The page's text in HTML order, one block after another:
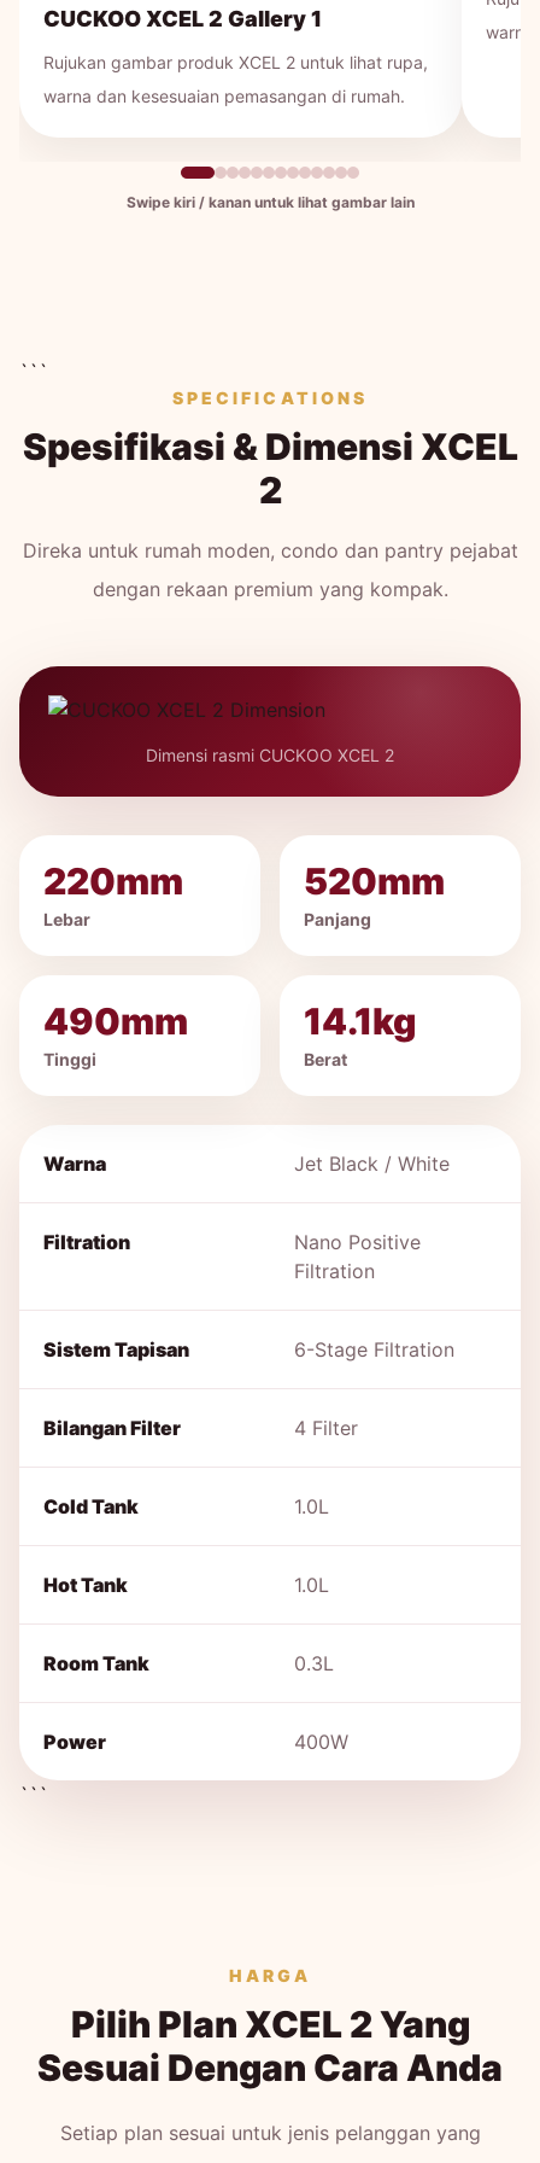
CUCKOO XCEL 2 Gallery 1
Rujukan gambar produk XCEL 2 untuk lihat rupa,
warna dan kesesuaian pemasangan di rumah.
warna
Swipe kiri / kanan untuk lihat gambar lain
```
SPECIFICATIONS
Spesifikasi & Dimensi XCEL
2
Direka untuk rumah moden, condo dan pantry pejabat
dengan rekaan premium yang kompak.
Dimensi rasmi CUCKOO XCEL 2
220mm
Lebar
520mm
Panjang
490mm
Tinggi
14.1kg
Berat
Warna Jet Black / White
Filtration
Nano Positive
Filtration
Sistem Tapisan 6-Stage Filtration
Bilangan Filter 4 Filter
Cold Tank 1.0L
Hot Tank 1.0L
Room Tank 0.3L
Power 400W
```
HARGA
Pilih Plan XCEL 2 Yang
Sesuai Dengan Cara Anda
Setiap plan sesuai untuk jenis pelanggan yang